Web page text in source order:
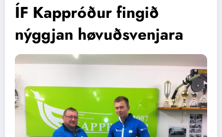
ÍF Kappróður fingið
nýggjan høvuðsvenjara